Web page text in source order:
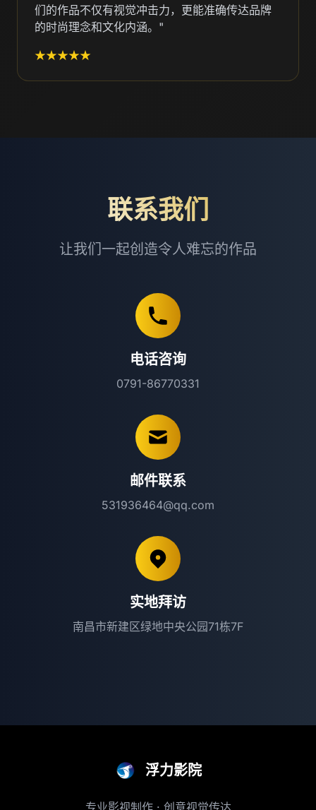
们的作品不仅有视觉冲击力，更能准确传达品牌
的时尚理念和文化内涵。"
★★★★★
联系我们
让我们一起创造令人难忘的作品
电话咨询
0791-86770331
邮件联系
531936464@qq.com
实地拜访
南昌市新建区绿地中央公园71栋7F
浮力影院
专业影视制作 · 创意视觉传达